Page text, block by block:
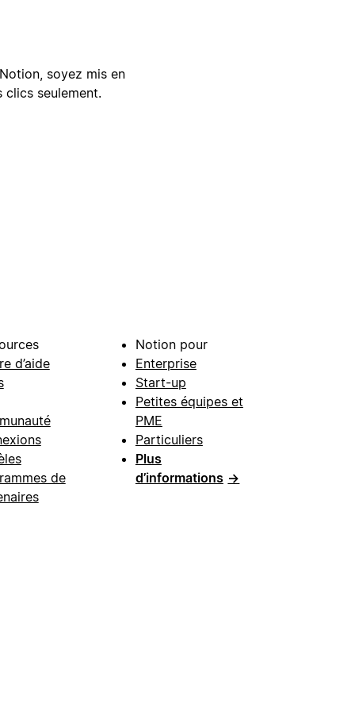
soyez mis en
clics seulement.
d’aide
de
Notion pour
Enterprise
Start-up
Petites équipes et
PME
Particuliers
Plus
d’informations →